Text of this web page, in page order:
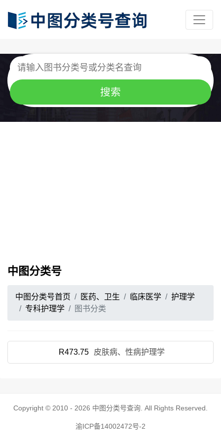
中图分类号
中图分类号首页 医药、卫生 临床医学
护理学
专科护理学
图书分类
R473.75 皮肤病、性病护理学
Copyright © 2010 - 2026 中图分类号查询 . All Rights Reserved.
渝ICP备14002472号-2